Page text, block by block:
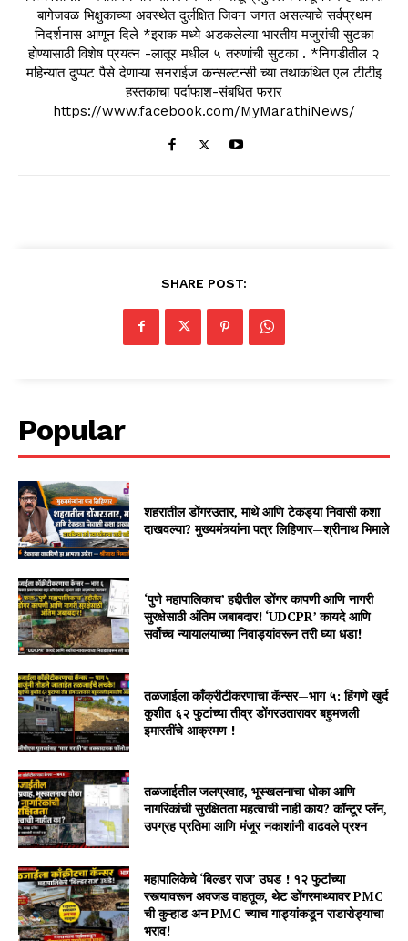
बागेजवळ भिक्षुकाच्या अवस्थेत दुर्लक्षित जिवन जगत असल्याचे सर्वप्रथम
निदर्शनास आणून दिले *इराक मध्ये अडकलेल्या भारतीय मजुरांची सुटका
होण्यासाठी विशेष प्रयत्न -लातूर मधील ५ तरुणांची सुटका . *निगडीतील २
महिन्यात दुप्पट पैसे देणाऱ्या सनराईज कन्सल्टन्सी च्या तथाकथित एल टीटीइ
हस्तकाचा पर्दाफाश-संबधित फरार
https://www.facebook.com/MyMarathiNews/
SHARE POST:
Popular
शहरातील डोंगरउतार, माथे आणि टेकड्या निवासी कशा
दाखवल्या? मुख्यमंत्र्यांना पत्र लिहिणार—श्रीनाथ भिमाले
‘पुणे महापालिकाच’ हद्दीतील डोंगर कापणी आणि नागरी
सुरक्षेसाठी अंतिम जबाबदार! ‘UDCPR’ कायदे आणि
सर्वोच्च न्यायालयाच्या निवाड्यांवरून तरी घ्या धडा!
तळजाईला काँक्रीटीकरणाचा कॅन्सर—भाग ५: हिंगणे खुर्द
कुशीत ६२ फुटांच्या तीव्र डोंगरउतारावर बहुमजली
इमारतींचे आक्रमण !
तळजाईतील जलप्रवाह, भूस्खलनाचा धोका आणि
नागरिकांची सुरक्षितता महत्वाची नाही काय? कॉन्टूर प्लॅन,
उपग्रह प्रतिमा आणि मंजूर नकाशांनी वाढवले प्रश्न
महापालिकेचे ‘बिल्डर राज’ उघड ! १२ फुटांच्या
रस्त्यावरून अवजड वाहतूक, थेट डोंगरमाथ्यावर PMC
ची कुऱ्हाड अन PMC च्याच गाड्यांकडून राडारोड्याचा
भराव!